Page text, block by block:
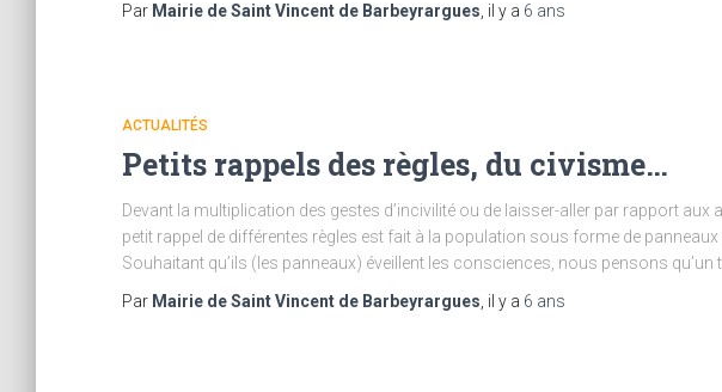
Par Mairie de Saint Vincent de Barbeyrargues , il y a 6 ans
ACTUALITÉS
Petits rappels des règles, du civisme…
Devant la multiplication des gestes d’incivilité ou de laisser-aller par rapport
petit rappel de différentes règles est fait à la population sous forme de
Souhaitant qu’ils (les panneaux) éveillent les consciences, nous pensons
Par Mairie de Saint Vincent de Barbeyrargues , il y a 6 ans